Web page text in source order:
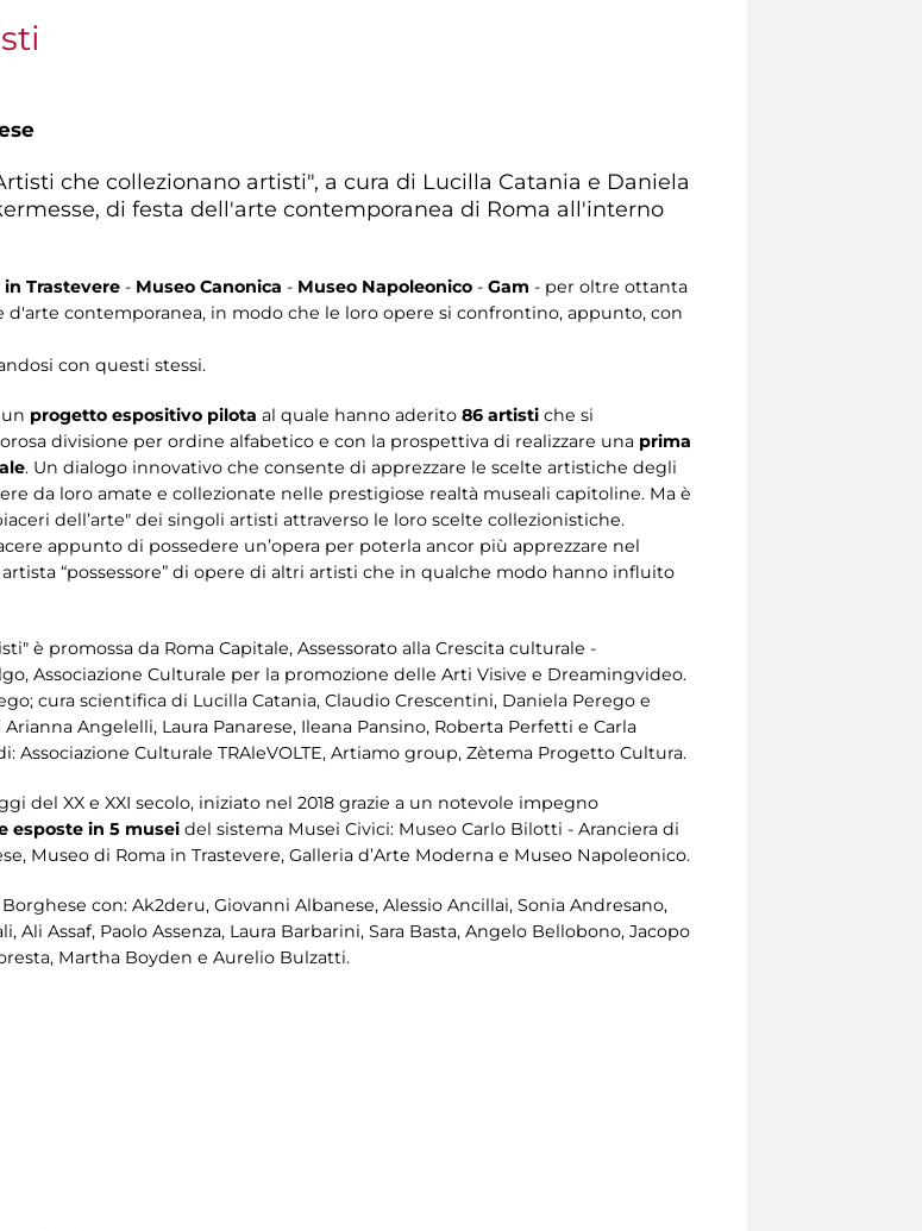
che collezionano artisti", a cura di Lucilla Catania e Daniela
di festa dell'arte contemporanea di Roma all'interno
Trastevere - Museo Canonica - Museo Napoleonico - Gam - per oltre ottanta
d'arte contemporanea, in modo che le loro opere si confrontino, appunto, con
con questi stessi.
progetto espositivo pilota al quale hanno aderito 86 artisti che si
divisione per ordine alfabetico e con la prospettiva di realizzare una prima
. Un dialogo innovativo che consente di apprezzare le scelte artistiche degli
da loro amate e collezionate nelle prestigiose realtà museali capitoline. Ma è
dell’arte" dei singoli artisti attraverso le loro scelte collezionistiche.
appunto di possedere un’opera per poterla ancor più apprezzare nel
“possessore” di opere di altri artisti che in qualche modo hanno influito
è promossa da Roma Capitale, Assessorato alla Crescita culturale -
Associazione Culturale per la promozione delle Arti Visive e Dreamingvideo.
cura scientifica di Lucilla Catania, Claudio Crescentini, Daniela Perego e
Angelelli, Laura Panarese, Ileana Pansino, Roberta Perfetti e Carla
Culturale TRAleVOLTE, Artiamo group, Zètema Progetto Cultura.
del XX e XXI secolo, iniziato nel 2018 grazie a un notevole impegno
esposte in 5 musei del sistema Musei Civici: Museo Carlo Bilotti - Aranciera di
Museo di Roma in Trastevere, Galleria d’Arte Moderna e Museo Napoleonico.
con: Ak2deru, Giovanni Albanese, Alessio Ancillai, Sonia Andresano,
Assaf, Paolo Assenza, Laura Barbarini, Sara Basta, Angelo Bellobono, Jacopo
Martha Boyden e Aurelio Bulzatti.